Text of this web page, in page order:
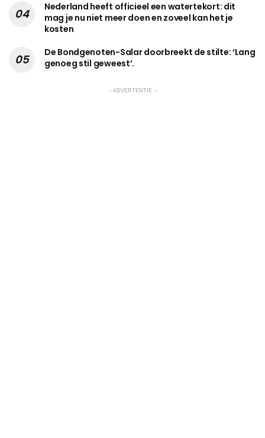
Nederland heeft officieel een watertekort: dit
mag je nu niet meer doen en zoveel kan het je
kosten
De Bondgenoten-Salar doorbreekt de stilte: ‘Lang
genoeg stil geweest’.
-- ADVERTENTIE --